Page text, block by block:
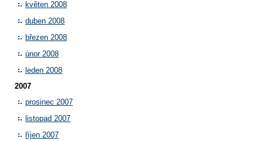
květen 2008
duben 2008
březen 2008
únor 2008
leden 2008
2007
prosinec 2007
listopad 2007
říjen 2007